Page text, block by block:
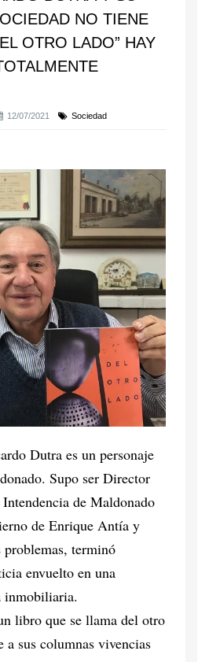
NO TIENE
OTRO LADO” HAY
12/07/2021 Sociedad
Dutra es un personaje
Supo ser Director
de Maldonado
de Enrique Antía y
problemas, terminó
envuelto en una
inmobiliaria.
libro que se llama del otro
a sus columnas vivencias